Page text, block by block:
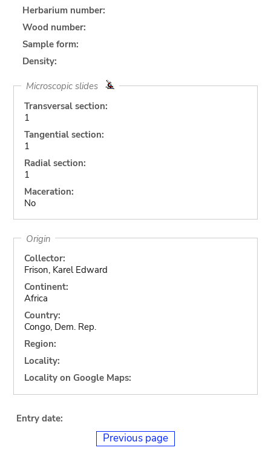
Herbarium number:
Wood number:
Sample form:
Density:
Microscopic slides
Transversal section:
1
Tangential section:
1
Radial section:
1
Maceration:
No
Origin
Collector:
Frison, Karel Edward
Continent:
Africa
Country:
Congo, Dem. Rep.
Region:
Locality:
Locality on Google Maps:
Entry date:
Previous page